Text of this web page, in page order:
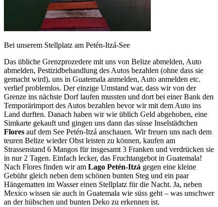
Bei unserem Stellplatz am Petén-Itzá-See
Das übliche Grenzprozedere mit uns von Belize abmelden, Auto
abmelden, Pestizidbehandlung des Autos bezahlen (ohne dass sie
gemacht wird), uns in Guatemala anmelden, Auto anmelden etc.
verlief problemlos. Der einzige Umstand war, dass wir von der
Grenze ins nächste Dorf laufen mussten und dort bei einer Bank den
Temporärimport des Autos bezahlen bevor wir mit dem Auto ins
Land durften. Danach haben wir wie üblich Geld abgehoben, eine
Simkarte gekauft und gingen uns dann das süsse Inselstädtchen
Flores auf dem See Petén-Itzá anschauen. Wir freuen uns nach dem
teuren Belize wieder Obst leisten zu können, kaufen am
Strassenstand 6 Mangos für insgesamt 3 Franken und verdrücken sie
in nur 2 Tagen. Einfach lecker, das Fruchtangebot in Guatemala!
Nach Flores finden wir am Lago Petén-Itzá gegen eine kleine
Gebühr gleich neben dem schönen bunten Steg und ein paar
Hängematten im Wasser einen Stellplatz für die Nacht. Ja, neben
Mexico wissen sie auch in Guatemala wie süss geht – was unschwer
an der hübschen und bunten Deko zu erkennen ist.